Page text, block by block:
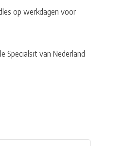
op werkdagen voor
Specialsit van Nederland